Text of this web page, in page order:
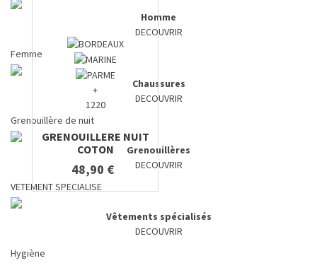
+
1220
GRENOUILLERE NUIT
COTON
48,90 €
Homme
DECOUVRIR
Femme
Chaussures
DECOUVRIR
Grenouillère de nuit
Grenouillères
DECOUVRIR
VETEMENT SPECIALISE
Vêtements spécialisés
DECOUVRIR
Hygiène